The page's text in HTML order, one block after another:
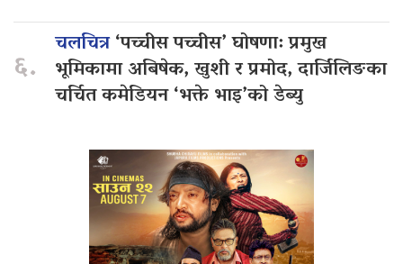
६.
चलचित्र‘पच्चीस पच्चीस’ घोषणा: प्रमुख
भूमिकामा अबिषेक, खुशी र प्रमोद, दार्जिलिङका
चर्चित कमेडियन ‘भक्ते भाइ’को डेब्यु